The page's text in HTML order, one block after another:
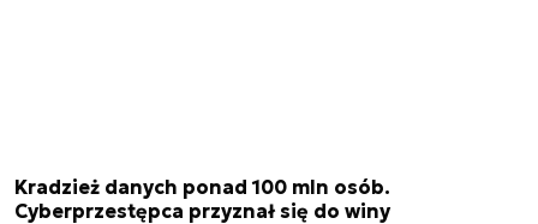
Kradzież danych ponad 100 mln osób.
Cyberprzestępca przyznał się do winy